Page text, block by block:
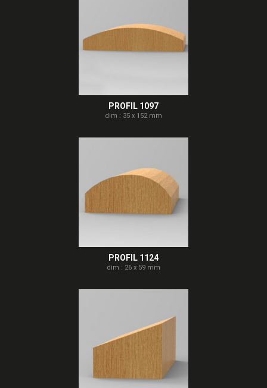
PROFIL 1097
dim : 35 x 152 mm
PROFIL 1124
dim : 26 x 59 mm